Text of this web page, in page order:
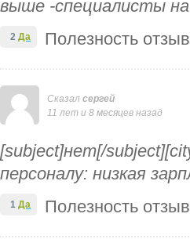
выше -специалисты
Полезность
2 Да
Сказал сергей
11 лет и 8 месяцев назад
[subject]нет[/
персоналу: низкая
Полезность
1 Да